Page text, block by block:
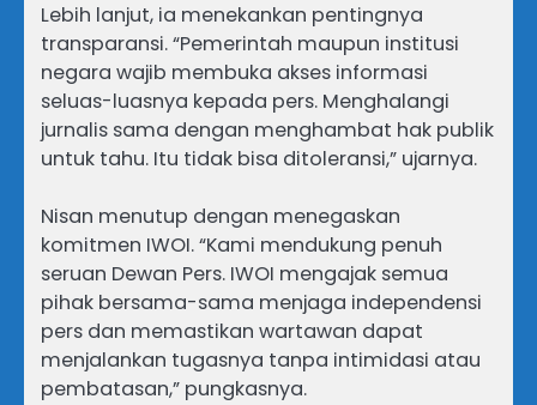
Lebih lanjut, ia menekankan pentingnya
transparansi. “Pemerintah maupun institusi
negara wajib membuka akses informasi
seluas-luasnya kepada pers. Menghalangi
jurnalis sama dengan menghambat hak publik
untuk tahu. Itu tidak bisa ditoleransi,” ujarnya.
Nisan menutup dengan menegaskan
komitmen IWOI. “Kami mendukung penuh
seruan Dewan Pers. IWOI mengajak semua
pihak bersama-sama menjaga independensi
pers dan memastikan wartawan dapat
menjalankan tugasnya tanpa intimidasi atau
pembatasan,” pungkasnya.